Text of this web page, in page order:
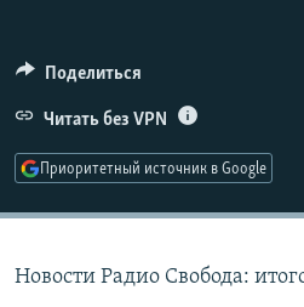
ПОДПИШИТЕСЬ НА РАССЫЛКУ
СОЦИАЛЬНЫЕ СЕТИ
Поделиться
Читать без VPN
Приоритетный источник в Google
Новости Радио Свобода: